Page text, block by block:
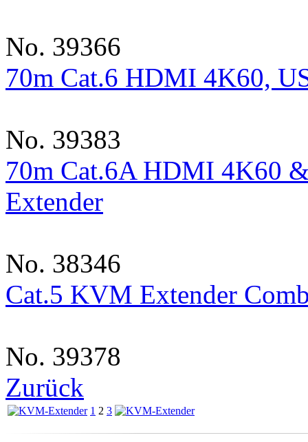
No. 39366
70m Cat.6 HDMI 4K60,
No. 39383
70m Cat.6A HDMI 4K60
Extender
No. 38346
Cat.5 KVM Extender
No. 39378
Zurück
1 2 3